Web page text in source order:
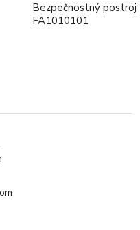
Bezpečnostný postroj
FA1010101